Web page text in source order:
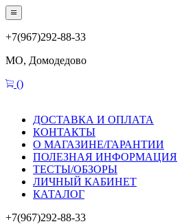
+7(967)292-88-33
МО, Домодедово
()
ДОСТАВКА И ОПЛАТА
КОНТАКТЫ
О МАГАЗИНЕ/ГАРАНТИИ
ПОЛЕЗНАЯ ИНФОРМАЦИЯ
ТЕСТЫ/ОБЗОРЫ
ЛИЧНЫЙ КАБИНЕТ
КАТАЛОГ
+7(967)292-88-33